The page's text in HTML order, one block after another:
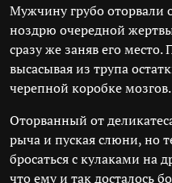
Мужчину грубо оторвали
ноздрю очередной
сразу же заняв его место.
высасывая из трупа
черепной коробке мозгов.
Оторванный от
рыча и пуская слюни, но
бросаться с кулаками на
что ему и так досталось